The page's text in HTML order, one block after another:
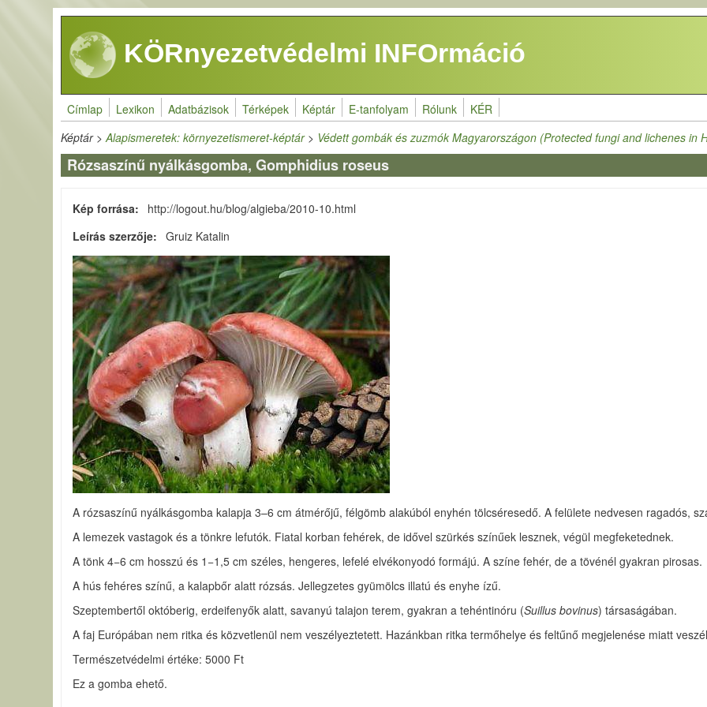
Ugrás a tartalomra
KÖRnyezetvédelmi INFOrmáció
Címlap Lexikon Adatbázisok Térképek Képtár E-tanfolyam Rólunk KÉR
Képtár>Alapismeretek: környezetismeret-képtár> Védett gombák és zuzmók Magyarországon (Protected fungi and lichenes in
Rózsaszínű nyálkásgomba, Gomphidius roseus
Kép forrása
http://logout.hu/blog/algieba/2010-10.html
Leírás szerzője
Gruiz Katalin
A rózsaszínű nyálkásgomba kalapja 3–6 cm átmérőjű, félgömb alakúból enyhén tölcséresedő. A felülete nedvesen ragadós,
A lemezek vastagok és a tönkre lefutók. Fiatal korban fehérek, de idővel szürkés színűek lesznek, végül megfeketednek.
A tönk 4−6 cm hosszú és 1−1,5 cm széles, hengeres, lefelé elvékonyodó formájú. A színe fehér, de a tövénél gyakran pirosas.
A hús fehéres színű, a kalapbőr alatt rózsás. Jellegzetes gyümölcs illatú és enyhe ízű.
Szeptembertől októberig, erdeifenyők alatt, savanyú talajon terem, gyakran a tehéntinóru (Suillus bovinus) társaságában.
A faj Európában nem ritka és közvetlenül nem veszélyeztetett. Hazánkban ritka termőhelye és feltűnő megjelenése miatt
Természetvédelmi értéke: 5000 Ft
Ez a gomba ehető.